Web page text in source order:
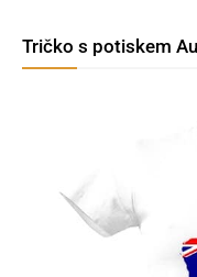
Tričko s potiskem